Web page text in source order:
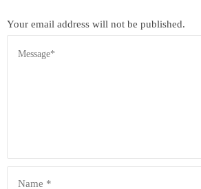
Your email address will not be published.